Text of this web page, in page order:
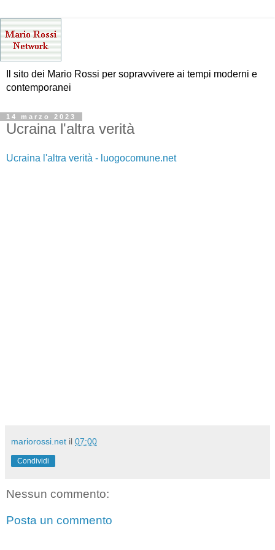
Il sito dei Mario Rossi per sopravvivere ai tempi moderni e
contemporanei
14 marzo 2023
Ucraina l'altra verità
Ucraina l'altra verità - luogocomune.net
mariorossi.net il 07:00
Condividi
Nessun commento:
Posta un commento